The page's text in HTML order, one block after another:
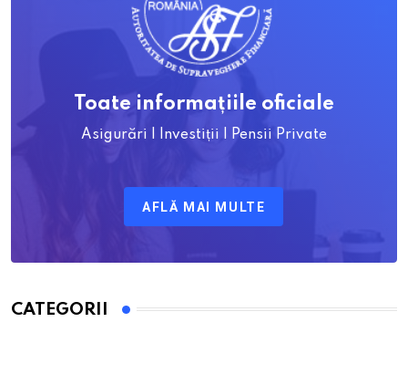
Toate informațiile oficiale
Asigurări | Investiții | Pensii Private
AFLĂ MAI MULTE
CATEGORII